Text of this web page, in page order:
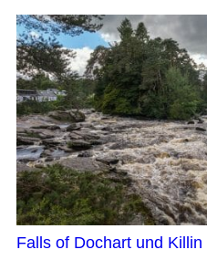
Falls of Dochart und Killin